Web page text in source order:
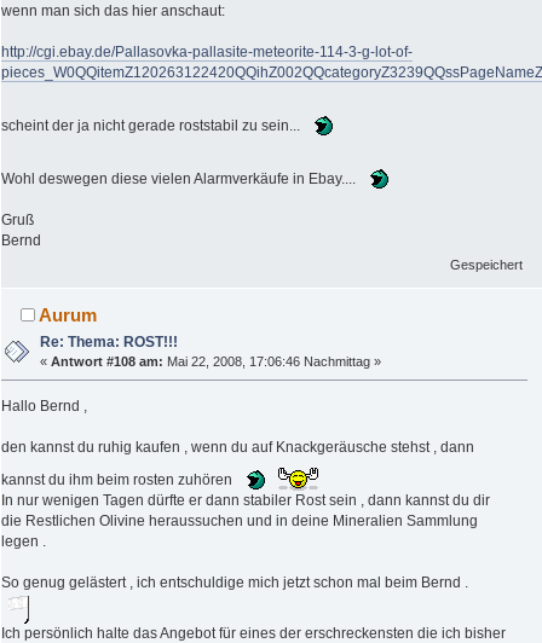
wenn man sich das hier anschaut:
http://cgi.ebay.de/Pallasovka-pallasite-meteorite-114-3-g-lot-of-
scheint der ja nicht gerade roststabil zu sein...
Wohl deswegen diese vielen Alarmverkäufe in Ebay....
Gruß
Bernd
Gespeichert
Aurum
Re: Thema: ROST!!!
«Antwort #108 am: Mai 22, 2008, 17:06:46 Nachmittag »
Hallo Bernd ,
den kannst du ruhig kaufen , wenn du auf Knackgeräusche stehst , dann
kannst du ihm beim rosten zuhören
In nur wenigen Tagen dürfte er dann stabiler Rost sein , dann kannst du dir
die Restlichen Olivine heraussuchen und in deine Mineralien Sammlung
legen .
So genug gelästert , ich entschuldige mich jetzt schon mal beim Bernd .
Ich persönlich halte das Angebot für eines der erschreckensten die ich bisher